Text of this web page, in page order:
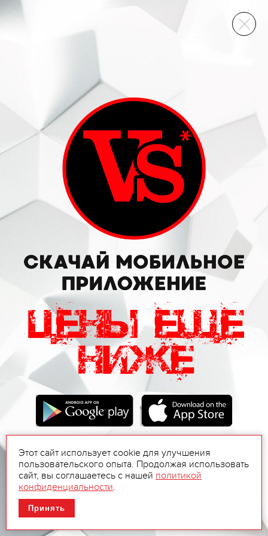
ВИННЫЙ СКЛАД
Этот сайт использует cookie для улучшения
пользовательского опыта. Продолжая использовать
сайт, вы соглашаетесь с нашей политикой
конфиденциальности.
Принять